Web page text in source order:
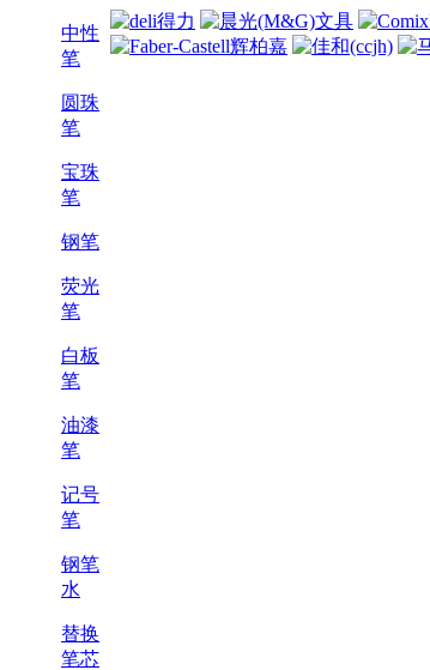
中性
笔
圆珠
笔
宝珠
笔
钢笔
荧光
笔
白板
笔
油漆
笔
记号
笔
钢笔
水
替换
笔芯